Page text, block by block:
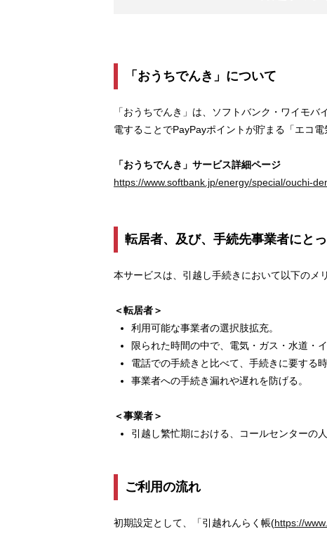
「おうちでんき」について
「おうちでんき」は、ソフトバンク・ワイモ
電することでPayPayポイントが貯まる「エコ
「おうちでんき」サービス詳細ページ
https://www.softbank.jp/energy/special/ouchi-
転居者、及び、手続先事業者にと
本サービスは、引越し手続きにおいて以下のメ
＜転居者＞
利用可能な事業者の選択肢拡充。
限られた時間の中で、電気・ガス・水道・
電話での手続きと比べて、手続きに要する
事業者への手続き漏れや遅れを防げる。
＜事業者＞
引越し繁忙期における、コールセンターの
ご利用の流れ
初期設定として、「引越れんらく帳(https://